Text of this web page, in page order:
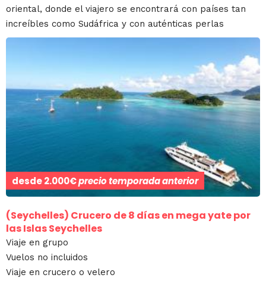
oriental, donde el viajero se encontrará con países tan
increíbles como Sudáfrica y con auténticas perlas
desde2.000€precio temporada anterior
(Seychelles) Crucero de 8 días en mega yate por
las Islas Seychelles
Viaje en grupo
Vuelos no incluidos
Viaje en crucero o velero